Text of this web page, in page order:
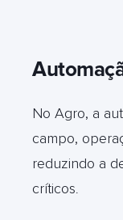
No Agro, a
campo,
reduzindo a
críticos.